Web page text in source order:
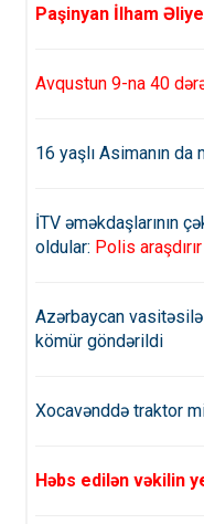
Paşinyan İlham
Avqustun 9-na 40
16 yaşlı Asimanın da
İTV əməkdaşlarının
oldular: Polis
Azərbaycan
kömür göndərildi
Xocavənddə traktor
Həbs edilən vəkilin